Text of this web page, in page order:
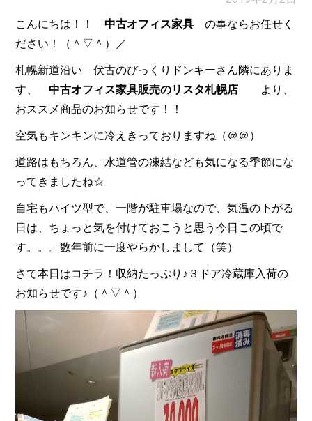
こんにちは！！中古オフィス家具 の事ならお任せく
ださい！（＾▽＾）／
札幌新道沿い 伏古のびっくりドンキーさん隣にありま
す、
中古オフィス家具販売のリスタ札幌店 より、
おススメ商品のお知らせです！！
空気もキンキンに冷えきっておりますね（＠＠）
道路はもちろん、水道管の凍結なども気になる季節にな
ってきましたね☆
自宅もハイツ型で、一階が駐車場なので、気温の下がる
日は、ちょっと気を付けておこうと思う今日この頃で
す。。。数年前に一度やらかしまして（笑）
さて本日はコチラ！収納たっぷり♪３ドア冷蔵庫入荷の
お知らせです♪（＾▽＾）